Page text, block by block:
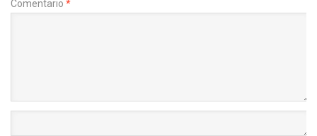
Comentario *